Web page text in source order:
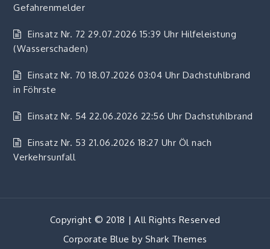
Gefahrenmelder
Einsatz Nr. 72 29.07.2026 15:39 Uhr Hilfeleistung
(Wasserschaden)
Einsatz Nr. 70 18.07.2026 03:04 Uhr Dachstuhlbrand
in Föhrste
Einsatz Nr. 54 22.06.2026 22:56 Uhr Dachstuhlbrand
Einsatz Nr. 53 21.06.2026 18:27 Uhr Öl nach
Verkehrsunfall
Copyright © 2018 | All Rights Reserved
Corporate Blue by Shark Themes